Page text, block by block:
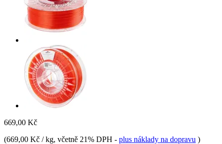
669,00 Kč
(669,00 Kč / kg, včetně 21% DPH - plus náklady na dopravu )